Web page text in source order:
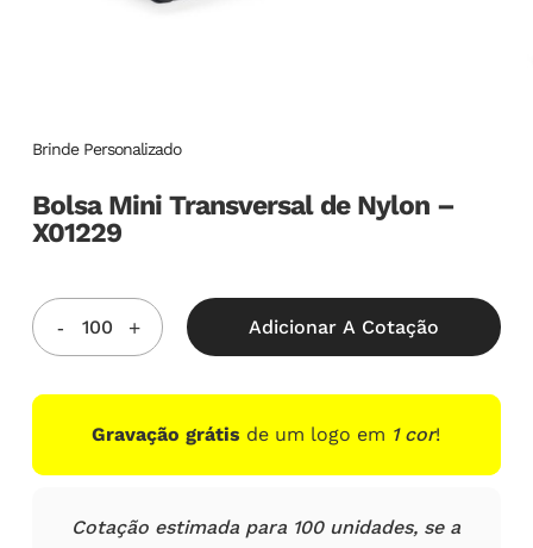
Brinde Personalizado
Bolsa Mini Transversal de Nylon –
X01229
Adicionar A Cotação
Gravação grátis de um logo em 1 cor!
Cotação estimada para 100 unidades, se a